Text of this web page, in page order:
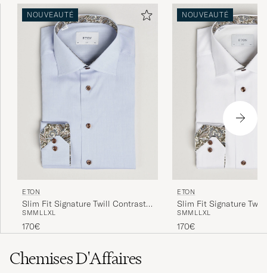
NOUVEAUTÉ
ETON
Slim Fit Signature Twill Contrast
Shirt Light Blue
SMM LLXL
170€
NOUVEAUTÉ
ETON
Slim Fit Signature
Shirt White
SMM LLXL
170€
Chemises D'Affaires